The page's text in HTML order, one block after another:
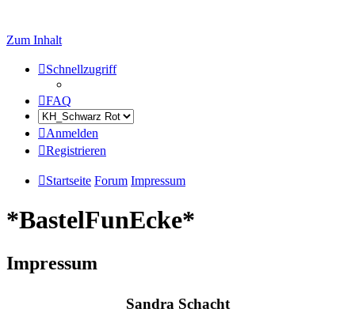
Zum Inhalt
Schnellzugriff
FAQ
Anmelden
Registrieren
Startseite Forum Impressum
*BastelFunEcke*
Impressum
Sandra Schacht